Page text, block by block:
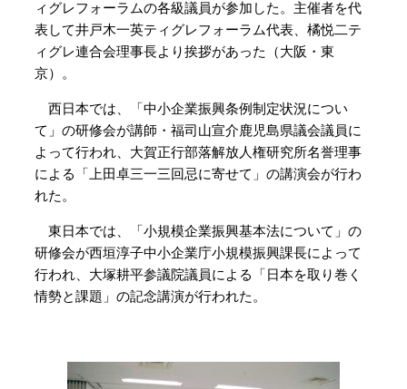
ィグレフォーラムの各級議員が参加した。主催者を代
表して井戸木一英ティグレフォーラム代表、橘悦二テ
ィグレ連合会理事長より挨拶があった（大阪・東
京）。
西日本では、「中小企業振興条例制定状況につい
て」の研修会が講師・福司山宣介鹿児島県議会議員に
よって行われ、大賀正行部落解放人権研究所名誉理事
による「上田卓三一三回忌に寄せて」の講演会が行わ
れた。
東日本では、「小規模企業振興基本法について」の
研修会が西垣淳子中小企業庁小規模振興課長によって
行われ、大塚耕平参議院議員による「日本を取り巻く
情勢と課題」の記念講演が行われた。